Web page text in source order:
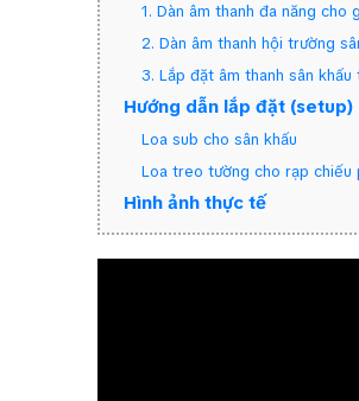
1. Dàn âm thanh đa năng
2. Dàn âm thanh hội trường
3. Lắp đặt âm thanh sân
Hướng dẫn lắp đặt (setup)
Loa sub cho sân khấu
Loa treo tường cho rạp chiếu
Hình ảnh thực tế